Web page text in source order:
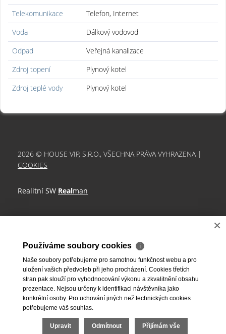
Telekomunikace
Telefon, Internet
Voda
Dálkový vodovod
Odpad
Veřejná kanalizace
Zdroj topení
Plynový kotel
Zdroj teplé vody
Plynový kotel
2026 © HOUSE VIP, S.R.O., VŠECHNA PRÁVA VYHRAZENA |
COOKIES
Realitní SW Realman
×
Používáme soubory cookies ℹ
Naše soubory potřebujeme pro samotnou funkčnost webu a pro
uložení vašich předvoleb při jeho procházení. Cookies třetích
stran pak slouží pro vyhodnocování výkonu a zkvalitnění obsahu
prezentace. Nejsou určeny k identifikaci návštěvníka jako
konkrétní osoby. Pro uchování jiných než technických cookies
potřebujeme váš souhlas.
Upravit Odmítnout Přijímám vše